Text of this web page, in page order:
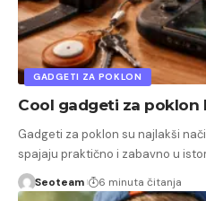
GADGETI ZA POKLON
Cool gadgeti za poklon
Gadgeti za poklon su najlakši
spajaju praktično i zabavno u
Seoteam 6 minuta čitanja